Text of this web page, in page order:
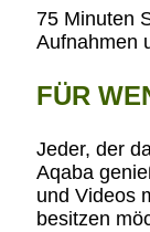
75 Minuten
Aufnahmen
FÜR
Jeder, der
Aqaba
und Videos
besitzen